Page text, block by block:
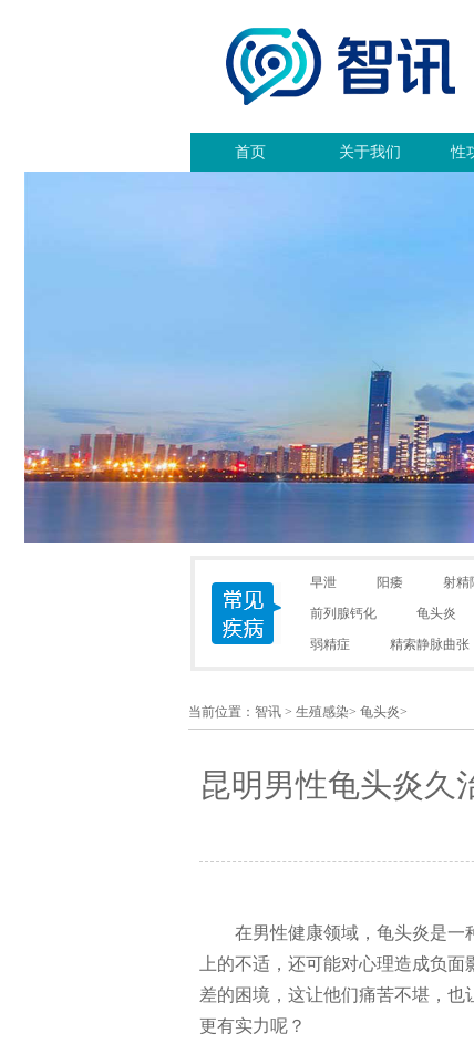
首页 关于我们 性
早泄 阳痿 射精
前列腺钙化
龟头炎
弱精症
精索静脉曲张
当前位置： 智讯> 生殖感染> 龟头炎>
昆明男性龟头炎久
在男性健康领域，龟头炎是一
上的不适，还可能对心理造成负
差的困境，这让他们痛苦不堪，
更有实力呢？